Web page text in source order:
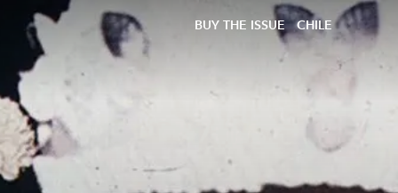
BUY THE ISSUE CHILE